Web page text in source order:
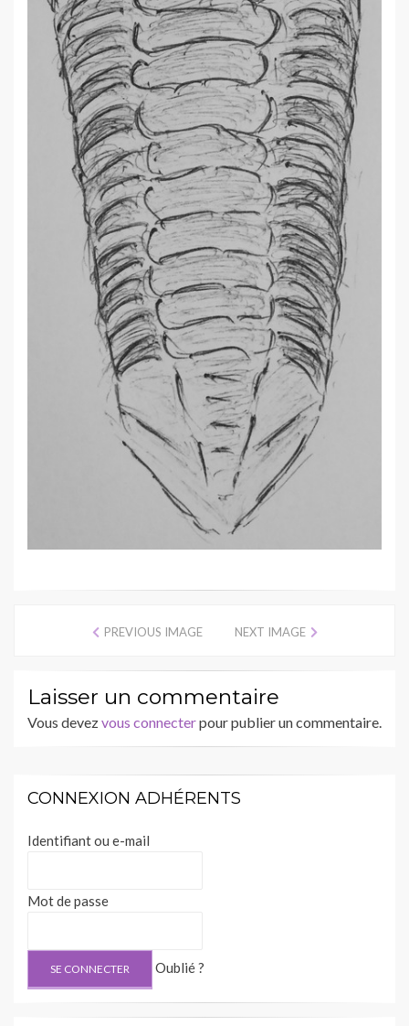
PREVIOUS IMAGE NEXT IMAGE
Laisser un commentaire
Vous devezvous connecterpour publier un commentaire.
CONNEXION ADHÉRENTS
Identifiant ou e-mail
Mot de passe
Oublié ?